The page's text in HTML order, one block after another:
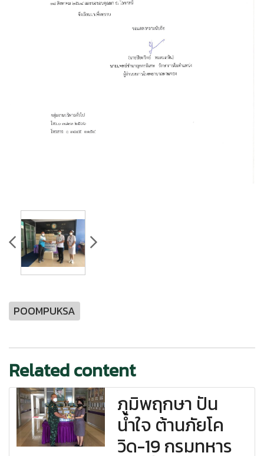
POOMPUKSA
Related content
ภูมิพฤกษา ปัน
น้ำใจ ต้านภัยโค
วิด-19 กรมทหาร